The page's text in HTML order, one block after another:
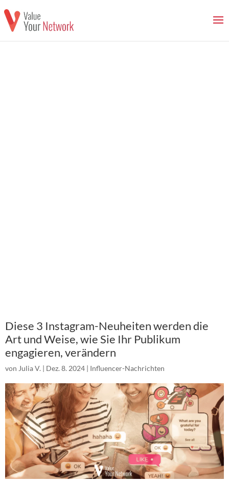
Diese 3 Instagram-Neuheiten werden die
Art und Weise, wie Sie Ihr Publikum
engagieren, verändern
von Julia V. | Dez. 8. 2024 | Influencer-Nachrichten